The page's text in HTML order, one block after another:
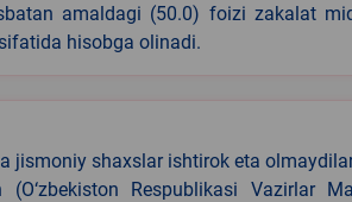
amaldagi (50.0) foizi zakalat
hisobga olinadi.
jismoniy shaxslar ishtirok eta
Respublikasi Vazirlar